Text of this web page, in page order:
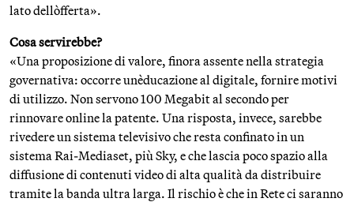
lato dell`offerta».
Cosa servirebbe?
«Una proposizione di valore, finora assente nella strategia
governativa: occorre un`educazione al digitale, fornire motivi
di utilizzo. Non servono 100 Megabit al secondo per
rinnovare online la patente. Una risposta, invece, sarebbe
rivedere un sistema televisivo che resta confinato in un
sistema Rai-Mediaset, più Sky, e che lascia poco spazio alla
diffusione di contenuti video di alta qualità da distribuire
tramite la banda ultra larga. Il rischio è che in Rete ci saranno